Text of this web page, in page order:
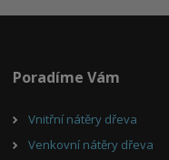
Poradíme Vám
Vnitřní nátěry dřeva
Venkovní nátěry dřeva